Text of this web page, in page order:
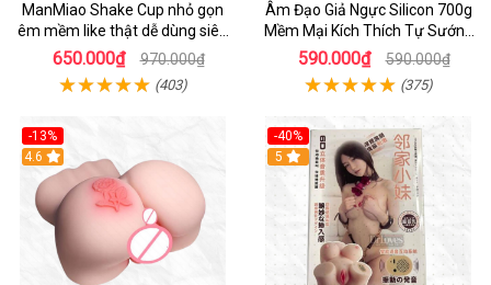
ManMiao Shake Cup nhỏ gọn
êm mềm like thật dễ dùng siêu
hưng phấn
650.000₫ 970.000₫
(403)
Âm Đạo Giả Ngực Silicon 700g
Mềm Mại Kích Thích Tự Sướng
Nam
590.000₫ 590.000₫
(375)
-13%
4.6
-40%
5